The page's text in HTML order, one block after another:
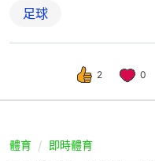
足球
2 0
體育 即時體育